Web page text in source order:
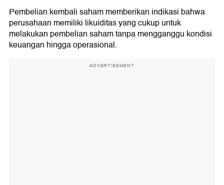
Pembelian kembali saham memberikan indikasi bahwa
perusahaan memiliki likuiditas yang cukup untuk
melakukan pembelian saham tanpa mengganggu kondisi
keuangan hingga operasional.
ADVERTISEMENT